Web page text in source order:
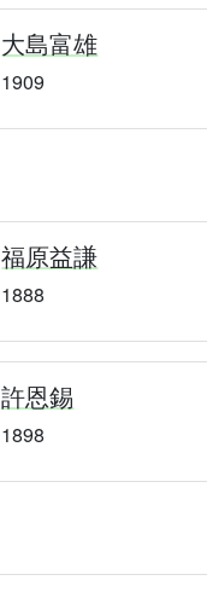
大島富雄
1909
福原益謙
1888
許恩錫
1898